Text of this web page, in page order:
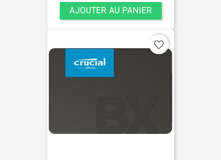
AJOUTER AU PANIER
favorite_border